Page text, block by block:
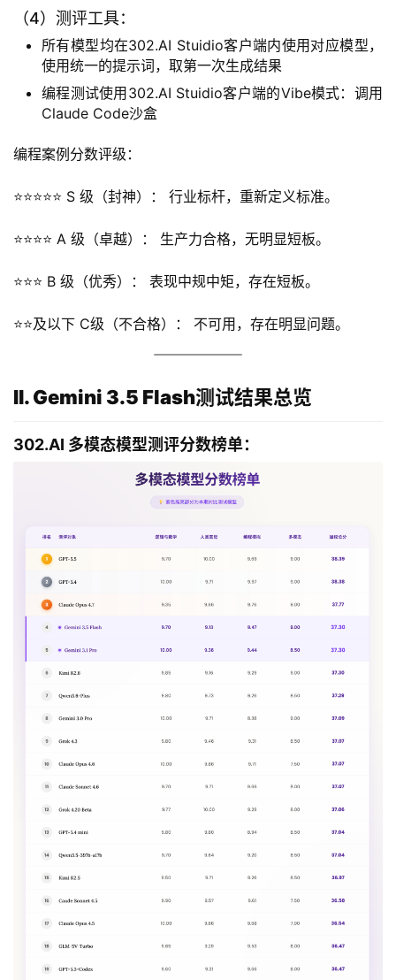
（4）测评工具：
所有模型均在302.AI Stuidio客户端内使用对应模型，
使用统一的提示词，取第一次生成结果
编程测试使用302.AI Stuidio客户端的Vibe模式：调用
Claude Code沙盒
编程案例分数评级：
⭐⭐⭐⭐⭐ S 级（封神）： 行业标杆，重新定义标准。
⭐⭐⭐⭐ A 级（卓越）： 生产力合格，无明显短板。
⭐⭐⭐ B 级（优秀）： 表现中规中矩，存在短板。
⭐⭐及以下 C级（不合格）： 不可用，存在明显问题。
II. Gemini 3.5 Flash测试结果总览
302.AI 多模态模型测评分数榜单：